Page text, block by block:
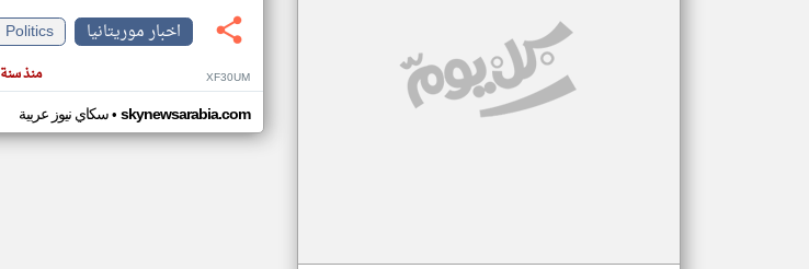
اخبار موريتانيا
Politics
منذ سنة XF30UM
سكاي نيوز عربية• skynewsarabia.com